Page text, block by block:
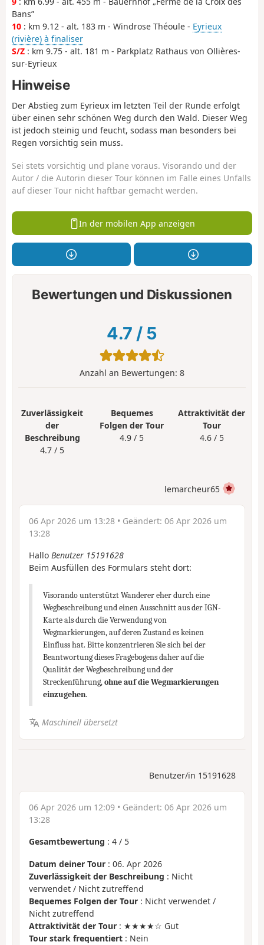
Bans”
10 : km 9.12 - alt. 183 m - Windrose Théoule - Eyrieux
(rivière) à finaliser
S/Z : km 9.75 - alt. 181 m - Parkplatz Rathaus von Ollières-
sur-Eyrieux
Hinweise
Der Abstieg zum Eyrieux im letzten Teil der Runde erfolgt
über einen sehr schönen Weg durch den Wald. Dieser Weg
ist jedoch steinig und feucht, sodass man besonders bei
Regen vorsichtig sein muss.
Sei stets vorsichtig und plane voraus. Visorando und der
Autor / die Autorin dieser Tour können im Falle eines Unfalls
auf dieser Tour nicht haftbar gemacht werden.
In der mobilen App anzeigen
Bewertungen und Diskussionen
4.7 / 5
Anzahl an Bewertungen: 8
Zuverlässigkeit
der
Beschreibung
4.7 / 5
Bequemes
Folgen der Tour
4.9 / 5
Attraktivität der
Tour
4.6 / 5
lemarcheur65
06 Apr 2026 um 13:28 • Geändert: 06 Apr 2026 um
13:28
Hallo Benutzer 15191628
Beim Ausfüllen des Formulars steht dort:
Visorando unterstützt Wanderer eher durch eine
Wegbeschreibung und einen Ausschnitt aus der IGN-
Karte als durch die Verwendung von
Wegmarkierungen, auf deren Zustand es keinen
Einfluss hat. Bitte konzentrieren Sie sich bei der
Beantwortung dieses Fragebogens daher auf die
Qualität der Wegbeschreibung und der
Streckenführung,ohne auf die Wegmarkierungen
einzugehen.
Maschinell übersetzt
Benutzer/in 15191628
06 Apr 2026 um 12:09 • Geändert: 06 Apr 2026 um
13:28
Gesamtbewertung : 4 / 5
Datum deiner Tour : 06. Apr 2026
Zuverlässigkeit der Beschreibung : Nicht
verwendet / Nicht zutreffend
Bequemes Folgen der Tour : Nicht verwendet /
Nicht zutreffend
Attraktivität der Tour : ★★★★☆ Gut
Tour stark frequentiert : Nein